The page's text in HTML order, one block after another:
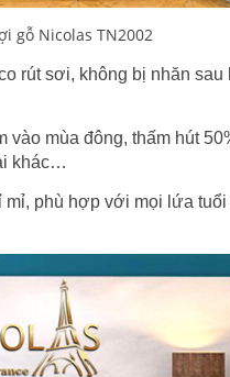
gỗ Nicolas TN2002
rút sơi, không bị nhăn sau
vào mùa đông, thấm hút
khác…
phù hợp với mọi lứa